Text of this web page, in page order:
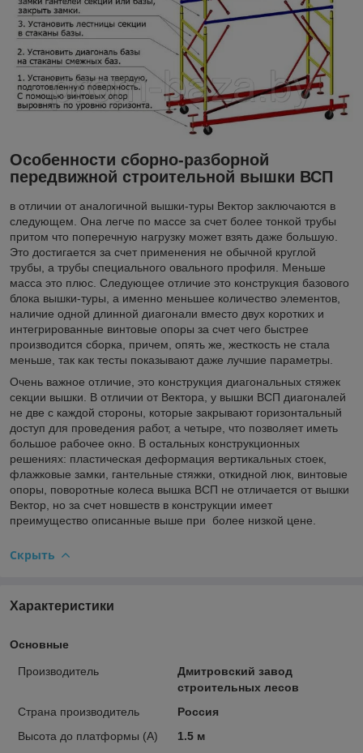
Особенности сборно-разборной
передвижной строительной вышки ВСП
в отличии от аналогичной вышки-туры Вектор заключаются в
следующем. Она легче по массе за счет более тонкой трубы
притом что поперечную нагрузку может взять даже большую.
Это достигается за счет применения не обычной круглой
трубы, а трубы специального овального профиля. Меньше
масса это плюс. Следующее отличие это конструкция базового
блока вышки-туры, а именно меньшее количество элементов,
наличие одной длинной диагонали вместо двух коротких и
интегрированные винтовые опоры за счет чего быстрее
производится сборка, причем, опять же, жесткость не стала
меньше, так как тесты показывают даже лучшие параметры.
Очень важное отличие, это конструкция диагональных стяжек
секции вышки. В отличии от Вектора, у вышки ВСП диагоналей
не две с каждой стороны, которые закрывают горизонтальный
доступ для проведения работ, а четыре, что позволяет иметь
большое рабочее окно. В остальных конструкционных
решениях: пластическая деформация вертикальных стоек,
флажковые замки, гантельные стяжки, откидной люк, винтовые
опоры, поворотные колеса вышка ВСП не отличается от вышки
Вектор, но за счет новшеств в конструкции имеет
преимущество описанные выше при более низкой цене.
Скрыть
Характеристики
Основные
Производитель
Дмитровский завод
строительных лесов
Страна производитель
Россия
Высота до платформы (А)
1.5 м